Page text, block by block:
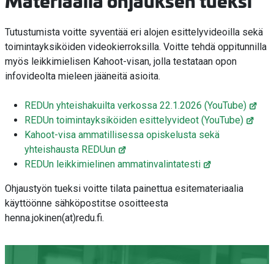
Tutustumista voitte syventää eri alojen esittelyvideoilla sekä
toimintayksiköiden videokierroksilla. Voitte tehdä oppitunnilla
myös leikkimielisen Kahoot-visan, jolla testataan opon
infovideolta mieleen jääneitä asioita.
REDUn yhteishakuilta verkossa 22.1.2026 (YouTube)
REDUn toimintayksiköiden esittelyvideot (YouTube)
Kahoot-visa ammatillisessa opiskelusta sekä
yhteishausta REDUun
REDUn leikkimielinen ammatinvalintatesti
Ohjaustyön tueksi voitte tilata painettua esitemateriaalia
käyttöönne sähköpostitse osoitteesta
henna.jokinen(at)redu.fi.